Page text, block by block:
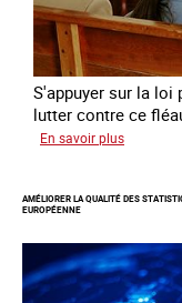
S'appuyer sur la
lutter contre ce
En savoir plus
clients
la
traite
à
AMÉLIORER LA QUALITÉ DES
EUROPÉENNE